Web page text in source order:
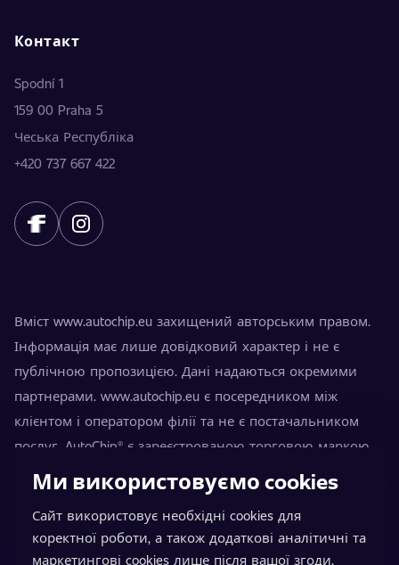
Контакт
Spodní 1
159 00 Praha 5
Чеська Республіка
+420 737 667 422
Вміст www.autochip.eu захищений авторським правом.
Інформація має лише довідковий характер і не є
публічною пропозицією. Дані надаються окремими
партнерами. www.autochip.eu є посередником між
клієнтом і оператором філії та не є постачальником
послуг. AutoChip® є зареєстрованою торговою маркою
Петра Кучери. Модифікації, не позначені як Premium,
можуть призвести до технічної непридатності
транспортного засобу для руху дорогами загального
користування. Точну інформацію завжди надає
Ми використовуємо cookies
Сайт використовує необхідні cookies для
коректної роботи, а також додаткові аналітичні та
маркетингові cookies лише після вашої згоди.